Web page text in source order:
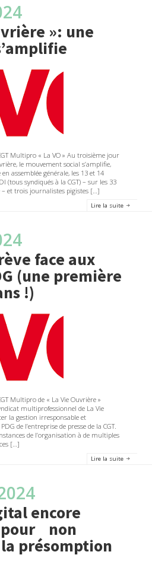
»: une
Multipro « La VO » Au troisième jour
le mouvement social s’amplifie,
assemblée générale, les 13 et 14
(tous syndiqués à la CGT) – sur les 33
– et trois journalistes pigistes […]
Lire la suite
face aux
(une première
!)
Multipro de « La Vie Ouvrière »
multiprofessionnel de La Vie
la gestion irresponsable et
de l’entreprise de presse de la CGT.
de l’organisation à de multiples
[…]
Lire la suite
encore
pour non
présomption